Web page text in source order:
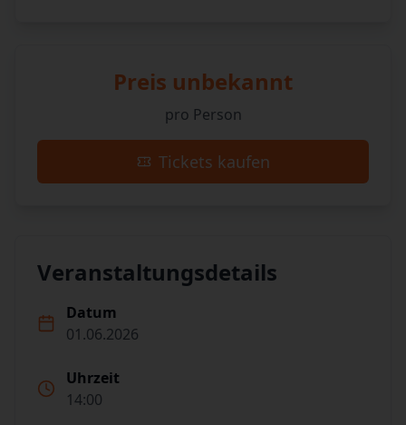
Preis unbekannt
pro Person
Tickets kaufen
Veranstaltungsdetails
Datum
01.06.2026
Uhrzeit
14:00